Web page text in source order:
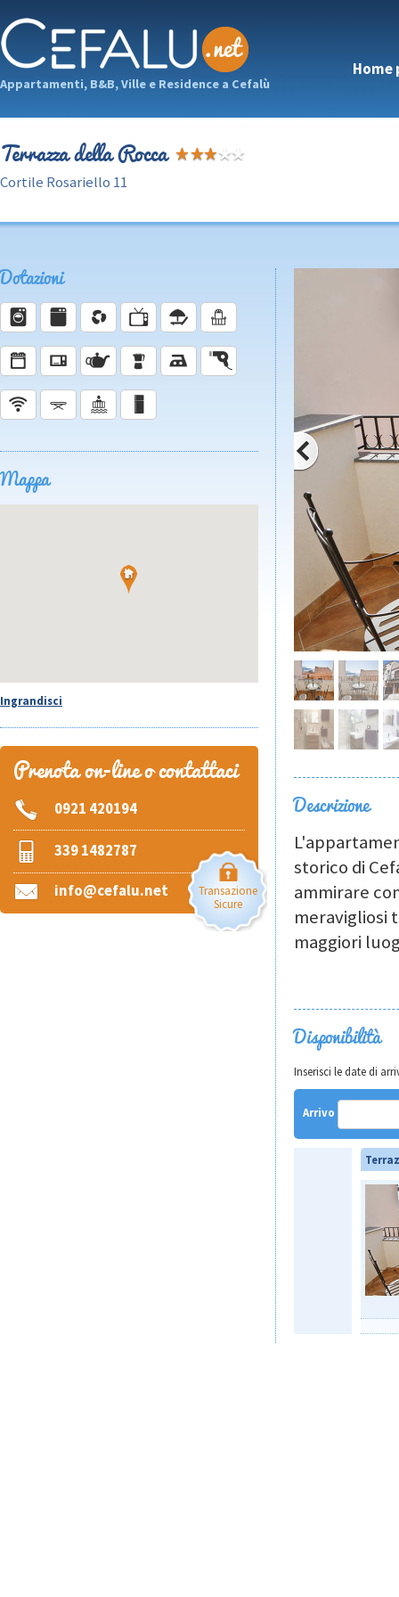
Appartamenti, B&B, Ville e Residence a Cefalù
Home
Terrazza della Rocca
Cortile Rosariello 11
Dotazioni
Mappa
Ingrandisci
Prenota on-line o contattaci
0921 420194
339 1482787
info@cefalu.net
Transazione
Sicure
Descrizione
storico di
ammirare
meravigliosi
maggiori
Disponibilità
Inserisci le date di
Arrivo